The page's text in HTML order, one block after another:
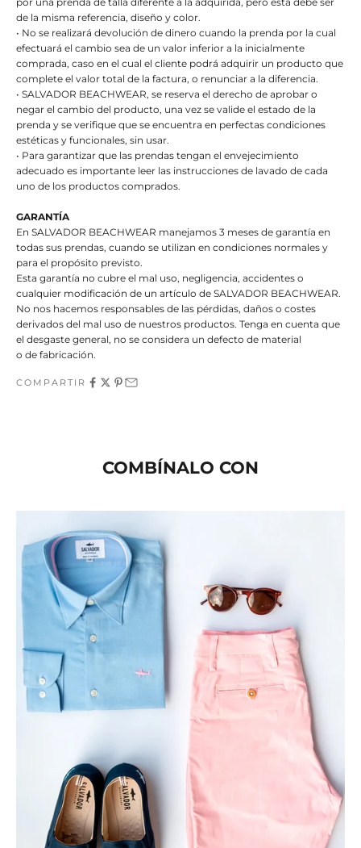
de la misma referencia, diseño y color.
• No se realizará devolución de dinero cuando la prenda por la cual
efectuará el cambio sea de un valor inferior a la inicialmente
comprada, caso en el cual el cliente podrá adquirir un producto que
complete el valor total de la factura, o renunciar a la diferencia.
• SALVADOR BEACHWEAR, se reserva el derecho de aprobar o
negar el cambio del producto, una vez se valide el estado de la
prenda y se verifique que se encuentra en perfectas condiciones
estéticas y funcionales, sin usar.
• Para garantizar que las prendas tengan el envejecimiento
adecuado es importante leer las instrucciones de lavado de cada
uno de los productos comprados.
GARANTÍA
En SALVADOR BEACHWEAR manejamos 3 meses de garantía en
todas sus prendas, cuando se utilizan en condiciones normales y
para el propósito previsto.
Esta garantía no cubre el mal uso, negligencia, accidentes o
cualquier modificación de un artículo de SALVADOR BEACHWEAR.
No nos hacemos responsables de las pérdidas, daños o costes
derivados del mal uso de nuestros productos. Tenga en cuenta que
el desgaste general, no se considera un defecto de material
o de fabricación.
COMPARTIR
COMBÍNALO CON